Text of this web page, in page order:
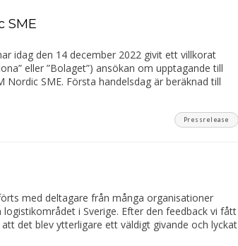
SME
idag den 14 december 2022 givit ett villkorat
eller ”Bolaget”) ansökan om upptagande till
Nordic SME. Första handelsdag är beräknad till
Pressrelease
med deltagare från många organisationer
i Sverige. Efter den feedback vi fått
det blev ytterligare ett väldigt givande och lyckat